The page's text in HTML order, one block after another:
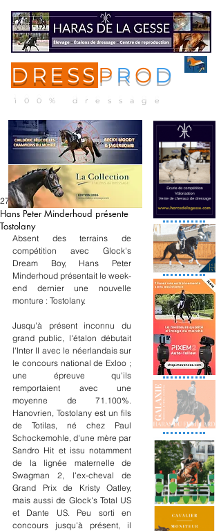
DRESS P R O D
100% dressage
Hans Peter Minderhoud présente
Tostolany
27 juin 2022
Absent des terrains de
compétition avec Glock's
Dream Boy, Hans Peter
Minderhoud présentait le week-
end dernier une nouvelle
monture : Tostolany.
Jusqu'à présent inconnu du
grand public, l'étalon débutait
l'Inter II avec le néerlandais sur
le concours national de Exloo ;
une épreuve qu'ils
remportaient avec une
moyenne de 71.100%.
Hanovrien, Tostolany est un fils
de Totilas, né chez Paul
Schockemohle, d'une mère par
Sandro Hit et issu notamment
de la lignée maternelle de
Swagman 2, l'ex-cheval de
Grand Prix de Kristy Oatley,
mais aussi de Glock's Total US
et Dante US. Peu sorti en
concours jusqu'à présent, il